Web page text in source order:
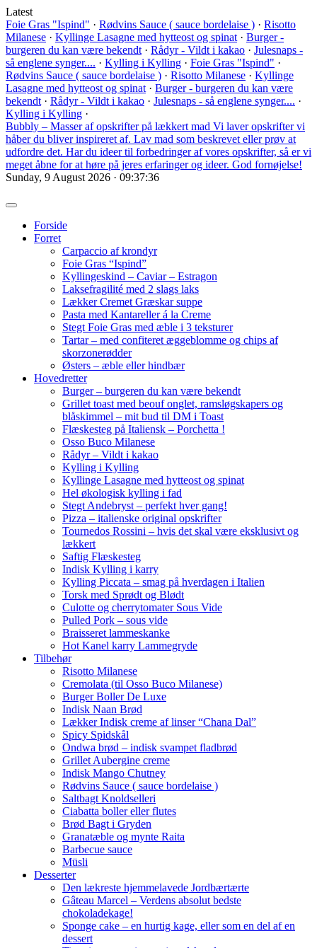
Latest
Foie Gras "Ispind" · Rødvins Sauce ( sauce bordelaise ) · Risotto
Milanese · Kyllinge Lasagne med hytteost og spinat · Burger -
burgeren du kan være bekendt · Rådyr - Vildt i kakao · Julesnaps -
så englene synger.... · Kylling i Kylling · Foie Gras "Ispind" ·
Rødvins Sauce ( sauce bordelaise ) · Risotto Milanese · Kyllinge
Lasagne med hytteost og spinat · Burger - burgeren du kan være
bekendt · Rådyr - Vildt i kakao · Julesnaps - så englene synger.... ·
Kylling i Kylling ·
Bubbly – Masser af opskrifter på lækkert mad Vi laver opskrifter vi
håber du bliver inspireret af. Lav mad som beskrevet eller prøv at
udfordre det. Har du ideer til forbedringer af vores opskrifter, så er vi
meget åbne for at høre på jeres erfaringer og ideer. God fornøjelse!
Sunday, 9 August 2026 · 09:37:38
Forside
Forret
Carpaccio af krondyr
Foie Gras “Ispind”
Kyllingeskind – Caviar – Estragon
Laksefragilité med 2 slags laks
Lækker Cremet Græskar suppe
Pasta med Kantareller á la Creme
Stegt Foie Gras med æble i 3 teksturer
Tartar – med confiteret æggeblomme og chips af
skorzonerødder
Østers – æble eller hindbær
Hovedretter
Burger – burgeren du kan være bekendt
Grillet toast med beouf onglet, ramsløgskapers og
blåskimmel – mit bud til DM i Toast
Flæskesteg på Italiensk – Porchetta !
Osso Buco Milanese
Rådyr – Vildt i kakao
Kylling i Kylling
Kyllinge Lasagne med hytteost og spinat
Hel økologisk kylling i fad
Stegt Andebryst – perfekt hver gang!
Pizza – italienske original opskrifter
Tournedos Rossini – hvis det skal være eksklusivt og
lækkert
Saftig Flæskesteg
Indisk Kylling i karry
Kylling Piccata – smag på hverdagen i Italien
Torsk med Sprødt og Blødt
Culotte og cherrytomater Sous Vide
Pulled Pork – sous vide
Braisseret lammeskanke
Hot Kanel karry Lammegryde
Tilbehør
Risotto Milanese
Cremolata (til Osso Buco Milanese)
Burger Boller De Luxe
Indisk Naan Brød
Lækker Indisk creme af linser “Chana Dal”
Spicy Spidskål
Ondwa brød – indisk svampet fladbrød
Grillet Aubergine creme
Indisk Mango Chutney
Rødvins Sauce ( sauce bordelaise )
Saltbagt Knoldselleri
Ciabatta boller eller flutes
Brød Bagt i Gryden
Granatæble og mynte Raita
Barbecue sauce
Müsli
Desserter
Den lækreste hjemmelavede Jordbærtærte
Gâteau Marcel – Verdens absolut bedste
chokoladekage!
Sponge cake – en hurtig kage, eller som en del af en
dessert